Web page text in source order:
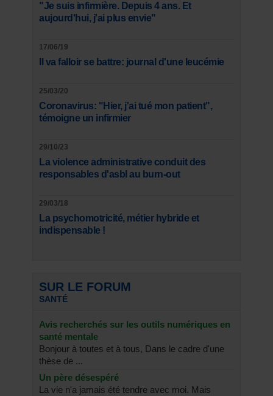
"Je suis infirmière. Depuis 4 ans. Et
aujourd'hui, j'ai plus envie"
17/06/19
Il va falloir se battre: journal d'une leucémie
25/03/20
Coronavirus: "Hier, j'ai tué mon patient",
témoigne un infirmier
29/10/23
La violence administrative conduit des
responsables d'asbl au burn-out
29/03/18
La psychomotricité, métier hybride et
indispensable !
SUR LE FORUM
SANTÉ
Avis recherchés sur les outils numériques en
santé mentale
Bonjour à toutes et à tous, Dans le cadre d'une
thèse de ...
Un père désespéré
La vie n'a jamais été tendre avec moi. Mais